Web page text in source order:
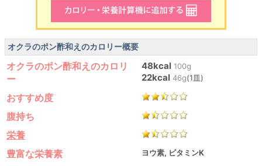
オクラのポン酢和えのカロリー概要
オクラのポン酢和えのカロリ
ー
48kcal 100g
22kcal 46g(1皿)
おすすめ度
腹持ち
栄養
豊富な栄養素
ヨウ素, ビタミンK